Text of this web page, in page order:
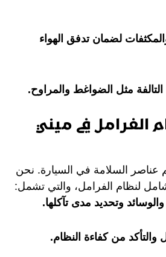
لضمان تدفق الهواء
التالفة مثل الضواغط والمراوح.
الفرامل في ميني
عناصر السلامة في السيارة. نحن
لنظام الفرامل، والتي تشمل:
وتحديد مدى تآكلها.
والتأكد من كفاءة النظام.